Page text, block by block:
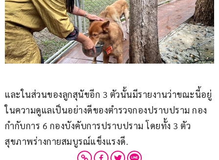
และในส่วนของลูกสุนัขอีก 3 ตัวนั้นมีรายงานว่าขณะนี้อยู่
ในความดูแลเป็นอย่างดีของตำรวจกองปราบปราม กอง
กำกับการ 6 กองบังคับการปราบปราม โดยทั้ง 3 ตัว
สุขภาพร่างกายสมบูรณ์แข็งแรงดี.